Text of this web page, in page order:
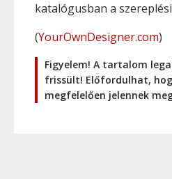
katalógusban a
(YourOwnDesigner.com)
Figyelem! A tartalom
frissült! Előfordulhat,
megfelelően jelennek